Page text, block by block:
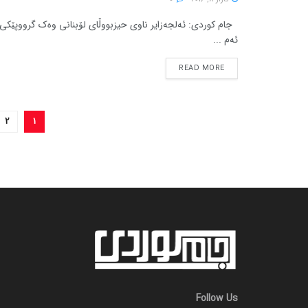
جام کوردی: ئه‌لجه‌زایر ناوی حیزبووڵای لۆبنانی وه‌ک
ئه‌م ...
READ MORE
1
2
Follow Us